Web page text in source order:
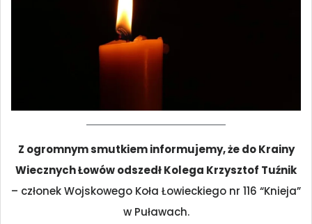
Z ogromnym smutkiem informujemy, że do Krainy
Wiecznych Łowów odszedł Kolega Krzysztof Tuźnik
– członek Wojskowego Koła Łowieckiego nr 116 “Knieja”
w Puławach.